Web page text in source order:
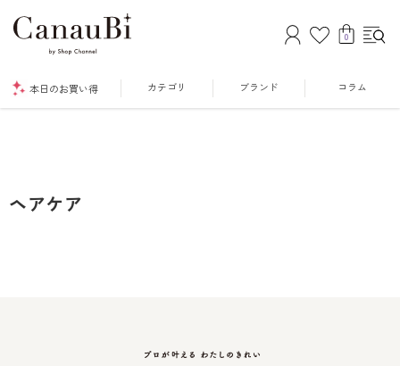
0
本日のお買い得 カテゴリ ブランド コラム
ヘアケア